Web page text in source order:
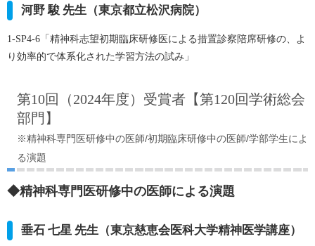
河野 駿 先生（東京都立松沢病院）
1-SP4-6「精神科志望初期臨床研修医による措置診察陪席研修の、よ
り効率的で体系化された学習方法の試み」
第10回（2024年度）受賞者【第120回学術総会
部門】
※精神科専門医研修中の医師/初期臨床研修中の医師/学部学生によ
る演題
◆精神科専門医研修中の医師による演題
垂石 七星 先生（東京慈恵会医科大学精神医学講座）